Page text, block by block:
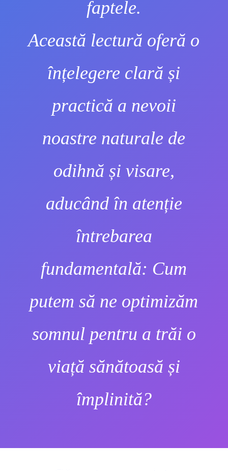
faptele.
Această lectură oferă o
înțelegere clară și
practică a nevoii
noastre naturale de
odihnă și visare,
aducând în atenție
întrebarea
fundamentală: Cum
putem să ne optimizăm
somnul pentru a trăi o
viață sănătoasă și
împlinită?